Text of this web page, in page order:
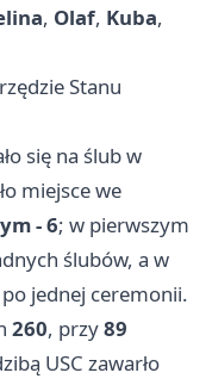
, Olaf, Kuba,
Stanu
się na ślub w
miejsce we
- 6; w pierwszym
ślubów, a w
po jednej ceremonii.
260, przy89
USC zawarło